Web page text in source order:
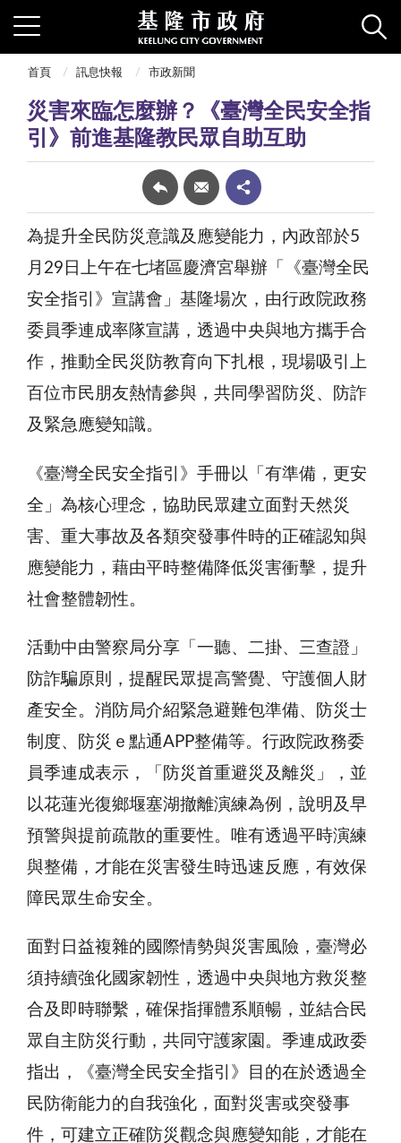
首頁 訊息快報 市政新聞
災害來臨怎麼辦？《臺灣全民安全指
引》前進基隆教民眾自助互助
為提升全民防災意識及應變能力，內政部於5
月29日上午在七堵區慶濟宮舉辦「《臺灣全民
安全指引》宣講會」基隆場次，由行政院政務
委員季連成率隊宣講，透過中央與地方攜手合
作，推動全民災防教育向下扎根，現場吸引上
百位市民朋友熱情參與，共同學習防災、防詐
及緊急應變知識。
《臺灣全民安全指引》手冊以「有準備，更安
全」為核心理念，協助民眾建立面對天然災
害、重大事故及各類突發事件時的正確認知與
應變能力，藉由平時整備降低災害衝擊，提升
社會整體韌性。
活動中由警察局分享「一聽、二掛、三查證」
防詐騙原則，提醒民眾提高警覺、守護個人財
產安全。消防局介紹緊急避難包準備、防災士
制度、防災ｅ點通APP整備等。行政院政務委
員季連成表示，「防災首重避災及離災」，並
以花蓮光復鄉堰塞湖撤離演練為例，說明及早
預警與提前疏散的重要性。唯有透過平時演練
與整備，才能在災害發生時迅速反應，有效保
障民眾生命安全。
面對日益複雜的國際情勢與災害風險，臺灣必
須持續強化國家韌性，透過中央與地方救災整
合及即時聯繫，確保指揮體系順暢，並結合民
眾自主防災行動，共同守護家園。季連成政委
指出，《臺灣全民安全指引》目的在於透過全
民防衛能力的自我強化，面對災害或突發事
件，可建立正確防災觀念與應變知能，才能在